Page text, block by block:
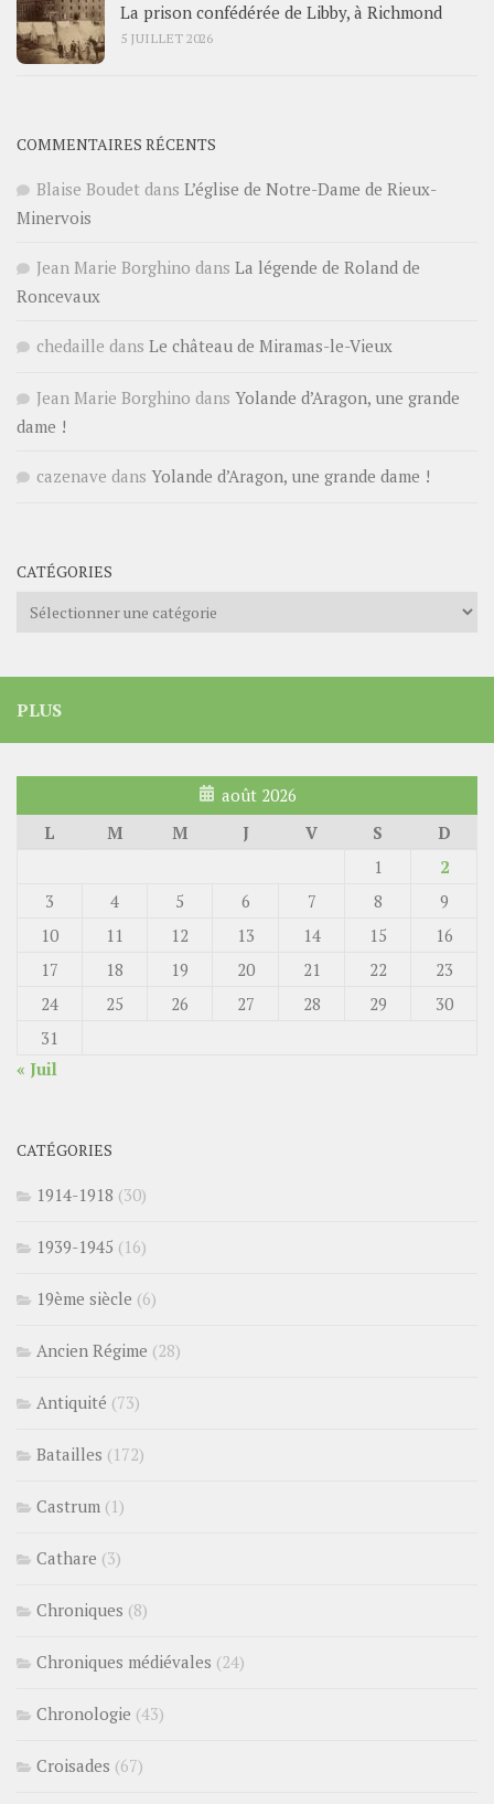
La prison confédérée de Libby, à Richmond
5 JUILLET 2026
COMMENTAIRES RÉCENTS
Blaise Boudet dans L’église de Notre-Dame de Rieux-
Minervois
Jean Marie Borghino dans La légende de Roland de
Roncevaux
chedaille dans Le château de Miramas-le-Vieux
Jean Marie Borghino dans Yolande d’Aragon, une grande
dame !
cazenave dans Yolande d’Aragon, une grande dame !
CATÉGORIES
Catégories
PLUS
août 2026
L
M M J V S
D
1
2
3
4 5 6 7 8
9
10
11 12 13 14 15
16
17
18 19 20 21 22
23
24
25 26 27 28 29
30
31
« Juil
CATÉGORIES
1914-1918 (30)
1939-1945 (16)
19ème siècle (6)
Ancien Régime (28)
Antiquité (73)
Batailles (172)
Castrum (1)
Cathare (3)
Chroniques (8)
Chroniques médiévales (24)
Chronologie (43)
Croisades (67)